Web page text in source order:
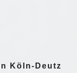
Köln-Deutz